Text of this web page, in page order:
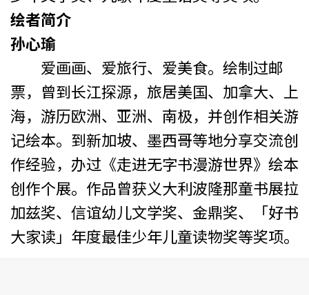
绘者简介
孙心瑜
爱画画、爱旅行、爱美食。绘制过邮
票，曾到长江探源，旅居美国、加拿大、上
海，游历欧洲、亚洲、南极，并创作相关游
记绘本。到新加坡、墨西哥等地分享交流创
作经验，办过《走进无字书漫游世界》绘本
创作个展。作品曾获义大利波隆那童书展拉
加兹奖、信谊幼儿文学奖、金鼎奖、「好书
大家读」年度最佳少年儿童读物奖等奖项。